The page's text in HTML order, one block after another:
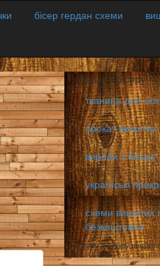
бісер гердан схеми
образи з бісеру
тканина для
прокат вишитих
вироби з бісеру
українські
схеми вишитих
безкоштовно
образи з бісеру,вишиті